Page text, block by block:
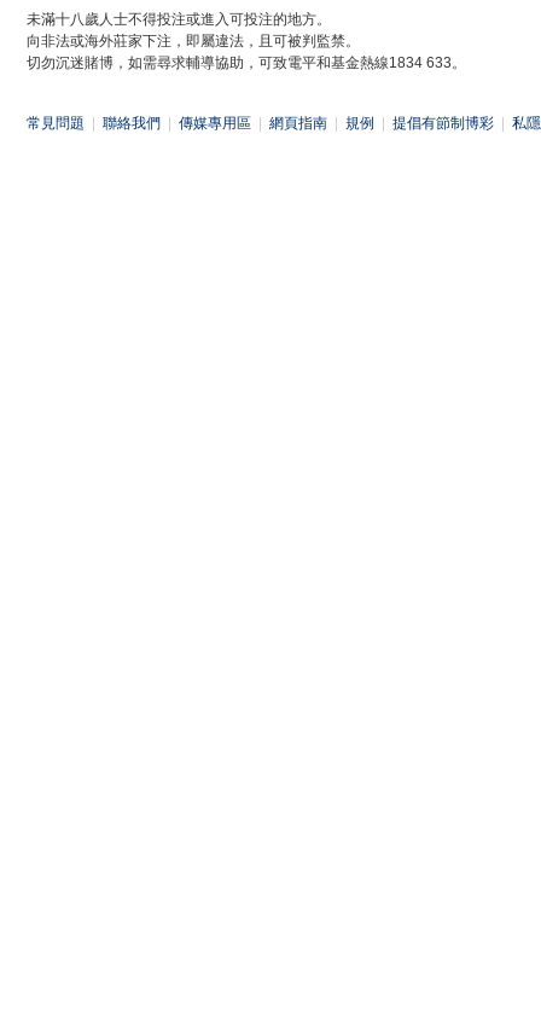
未滿十八歲人士不得投注或進入可投注的地方。
向非法或海外莊家下注，即屬違法，且可被判監禁。
切勿沉迷賭博，如需尋求輔導協助，可致電平和基金熱線1834 633。
常見問題 聯絡我們 傳媒專用區 網頁指南 規例 提倡有節制博彩 私